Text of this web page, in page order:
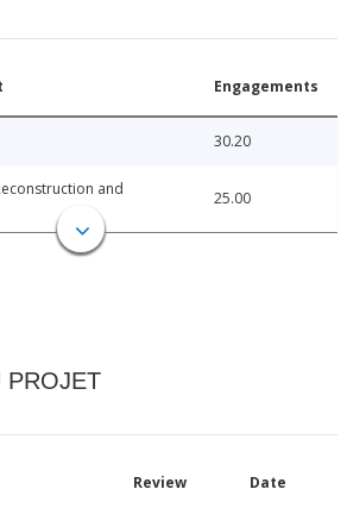
Engagements
30.20
and
25.00
PROJET
Review Date